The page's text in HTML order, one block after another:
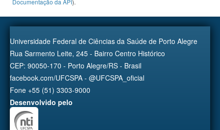
Documentação da API).
Universidade Federal de Ciências da Saúde de Porto Alegre
Rua Sarmento Leite, 245 - Bairro Centro Histórico
CEP: 90050-170 - Porto Alegre/RS - Brasil
facebook.com/UFCSPA - @UFCSPA_oficial
Fone +55 (51) 3303-9000
Desenvolvido pelo